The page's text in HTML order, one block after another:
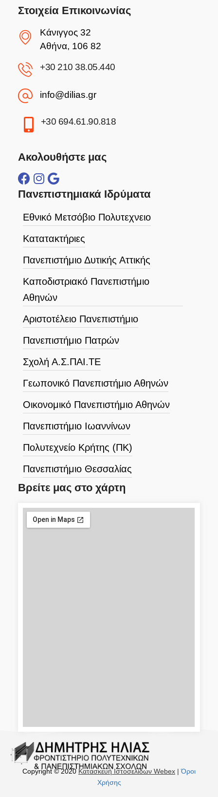
Στοιχεία Επικοινωνίας
Κάνιγγος 32
Αθήνα, 106 82
+30 210 38.05.440
info@dilias.gr
+30 694.61.90.818
Ακολουθήστε μας
Πανεπιστημιακά Ιδρύματα
Εθνικό Μετσόβιο Πολυτεχνειο
Κατατακτήριες
Πανεπιστήμιο Δυτικής Αττικής
Καποδιστριακό Πανεπιστήμιο
Αθηνών
Αριστοτέλειο Πανεπιστήμιο
Πανεπιστήμιο Πατρών
Σχολή Α.Σ.ΠΑΙ.ΤΕ
Γεωπονικό Πανεπιστήμιο Αθηνών
Οικονομικό Πανεπιστήμιο Αθηνών
Πανεπιστήμιο Ιωαννίνων
Πολυτεχνείο Κρήτης (ΠΚ)
Πανεπιστήμιο Θεσσαλίας
Βρείτε μας στο χάρτη
Copyright © 2020 Κατασκευή Ιστοσελίδων Webex |Όροι
Χρήσης